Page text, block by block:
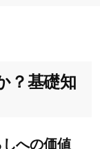
？基礎知
への価値